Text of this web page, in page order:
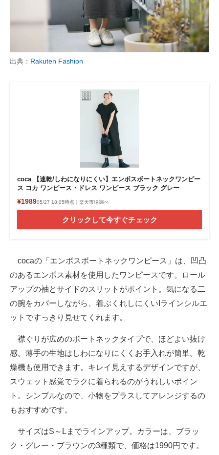
出典： Rakuten Fashion
coca 【速乾/しわになりにくい】エンボスボートネックワンピー
ス コカ ワンピース・ドレス ワンピース ブラック グレー
¥198905/27 18:05時点｜楽天市場調べ
クリックして今すぐチェック
cocaの「エンボスボートネックワンピース」は、凹凸
のあるエンボス素材を使用したワンピースです。ロール
アップの袖とサイドのスリットがポイント。気になる二
の腕をカバーしながら、着ぶくれしにくいIラインシルエ
ットですっきり見せてくれます。
襟ぐりが広めのボートネックタイプで、ほどよい抜け
感。薄手の生地はしわになりにくくお手入れが簡単。乾
燥機も使用できます。キレイ見えするデザインですが、
スウェット感覚でラクに着られるのがうれしいポイン
ト。シンプルなので、小物をプラスしてアレンジするの
もおすすめです。
サイズはS～Lまでラインアップ。カラーは、ブラッ
ク・グレー・ブラウンの3種類で、価格は1990円です。